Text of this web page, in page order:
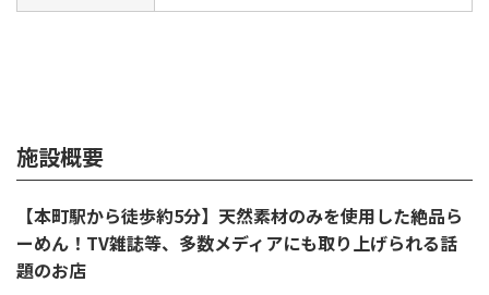
施設概要
【本町駅から徒歩約5分】天然素材のみを使用した絶品ら
ーめん！TV雑誌等、多数メディアにも取り上げられる話
題のお店